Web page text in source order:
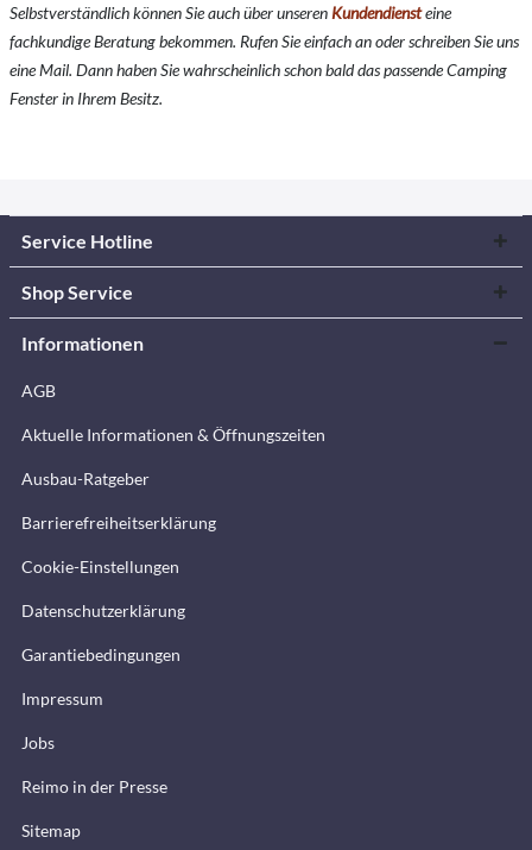
Selbstverständlich können Sie auch über unseren Kundendiensteine
fachkundige Beratung bekommen. Rufen Sie einfach an oder schreiben Sie uns
eine Mail. Dann haben Sie wahrscheinlich schon bald das passende Camping
Fenster in Ihrem Besitz.
Service Hotline
Shop Service
Informationen
AGB
Aktuelle Informationen & Öffnungszeiten
Ausbau-Ratgeber
Barrierefreiheitserklärung
Cookie-Einstellungen
Datenschutzerklärung
Garantiebedingungen
Impressum
Jobs
Reimo in der Presse
Sitemap